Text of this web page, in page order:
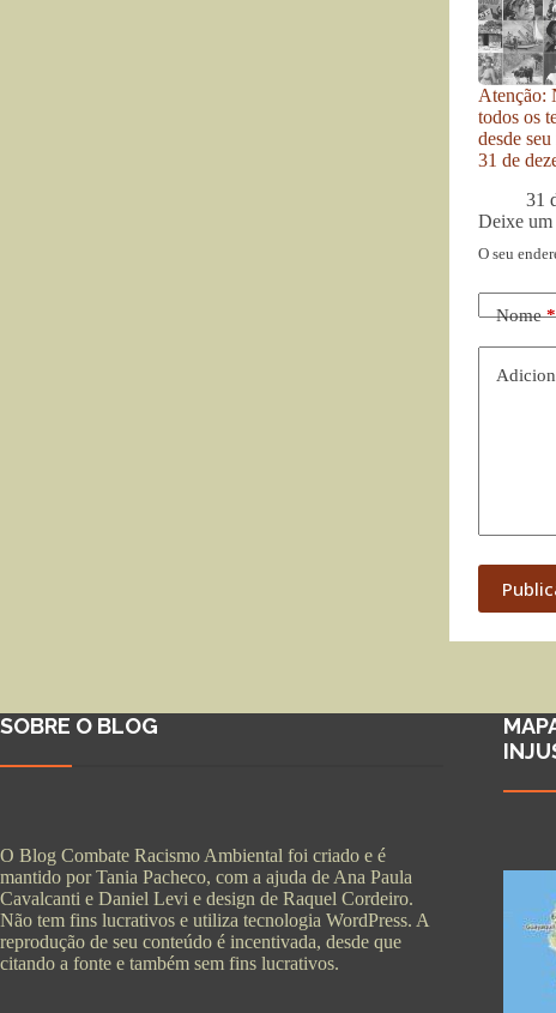
Atenção:
todos os
desde
31 de
31
Deixe um
O seu
Nome*
SOBRE O BLOG
O Blog Combate Racismo Ambiental foi criado e é
mantido por Tania Pacheco, com a ajuda de Ana Paula
Cavalcanti e Daniel Levi e design de Raquel Cordeiro.
Não tem fins lucrativos e utiliza tecnologia WordPress. A
reprodução de seu conteúdo é incentivada, desde que
citando a fonte e também sem fins lucrativos.